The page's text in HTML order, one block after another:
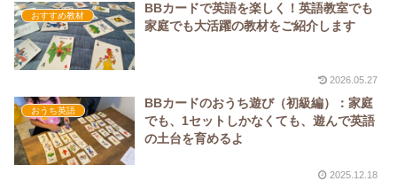
おすすめ教材
BBカードで英語を楽しく！英語教室でも
家庭でも大活躍の教材をご紹介します
2026.05.27
おうち英語
BBカードのおうち遊び（初級編）：家庭
でも、1セットしかなくても、遊んで英語
の土台を育めるよ
2025.12.18